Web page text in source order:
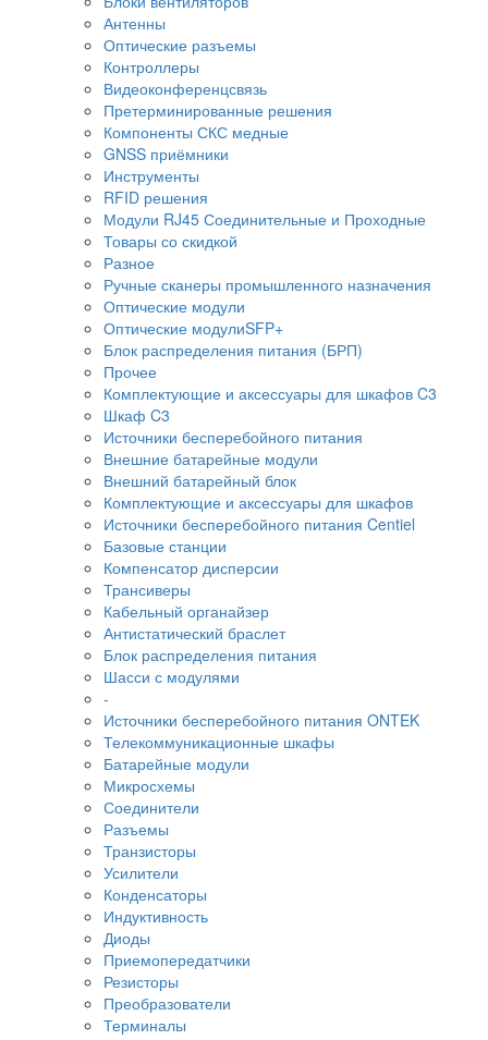
Антенны
Оптические разъемы
Контроллеры
Видеоконференцсвязь
Претерминированные решения
Компоненты СКС медные
GNSS приёмники
Инструменты
RFID решения
Модули RJ45 Соединительные и Проходные
Товары со скидкой
Разное
Ручные сканеры промышленного назначения
Оптические модули
Оптические модулиSFP+
Блок распределения питания (БРП)
Прочее
Комплектующие и аксессуары для шкафов C3
Шкаф C3
Источники бесперебойного питания
Внешние батарейные модули
Внешний батарейный блок
Комплектующие и аксессуары для шкафов
Источники бесперебойного питания Centiel
Базовые станции
Компенсатор дисперсии
Трансиверы
Кабельный органайзер
Антистатический браслет
Блок распределения питания
Шасси с модулями
-
Источники бесперебойного питания ONTEK
Телекоммуникационные шкафы
Батарейные модули
Микросхемы
Соединители
Разъемы
Транзисторы
Усилители
Конденсаторы
Индуктивность
Диоды
Приемопередатчики
Резисторы
Преобразователи
Терминалы